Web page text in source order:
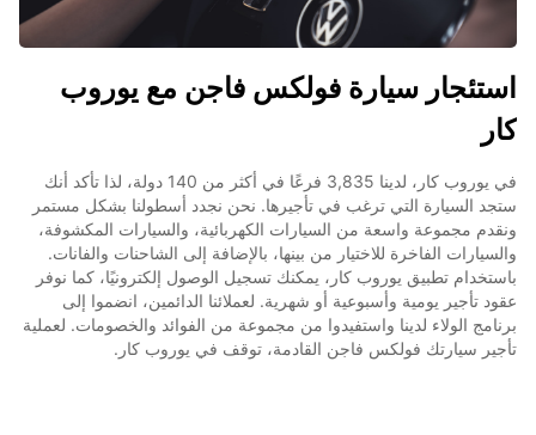
استئجار سيارة فولكس فاجن مع يوروب
كار
في يوروب كار، لدينا 3,835 فرعًا في أكثر من 140 دولة، لذا تأكد أنك
ستجد السيارة التي ترغب في تأجيرها. نحن نجدد أسطولنا بشكل مستمر
ونقدم مجموعة واسعة من السيارات الكهربائية، والسيارات المكشوفة،
والسيارات الفاخرة للاختيار من بينها، بالإضافة إلى الشاحنات والفانات.
باستخدام تطبيق يوروب كار، يمكنك تسجيل الوصول إلكترونيًا، كما نوفر
عقود تأجير يومية وأسبوعية أو شهرية. لعملائنا الدائمين، انضموا إلى
برنامج الولاء لدينا واستفيدوا من مجموعة من الفوائد والخصومات. لعملية
تأجير سيارتك فولكس فاجن القادمة، توقف في يوروب كار.